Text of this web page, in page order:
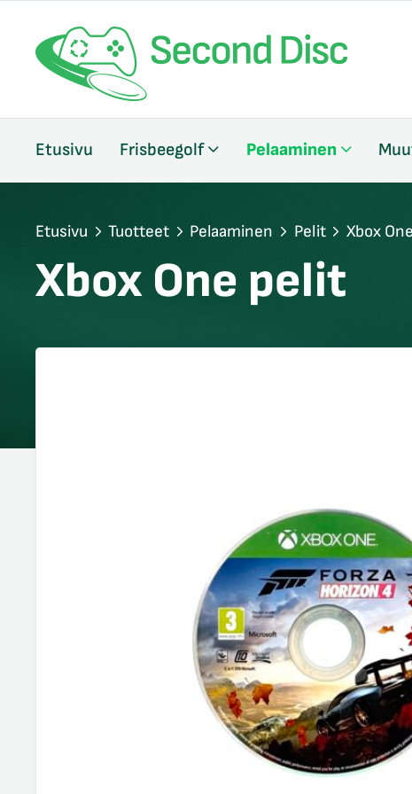
Etusivu Frisbeegolf Pelaaminen
Etusivu Tuotteet Pelaaminen Pelit Xbox
Xbox One pelit
sulje
sulje
sulje